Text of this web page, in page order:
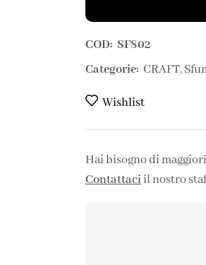
COD: SF802
Categorie: CRAFT,
Wishlist
Hai bisogno di
Contattaciil nostro